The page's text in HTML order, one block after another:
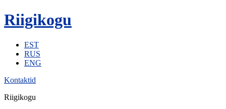
Riigikogu
EST
RUS
ENG
Kontaktid
Riigikogu